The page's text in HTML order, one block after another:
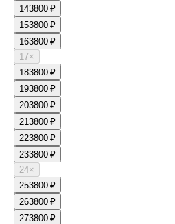
143800 ₽
153800 ₽
163800 ₽
17×
183800 ₽
193800 ₽
203800 ₽
213800 ₽
223800 ₽
233800 ₽
24×
253800 ₽
263800 ₽
273800 ₽